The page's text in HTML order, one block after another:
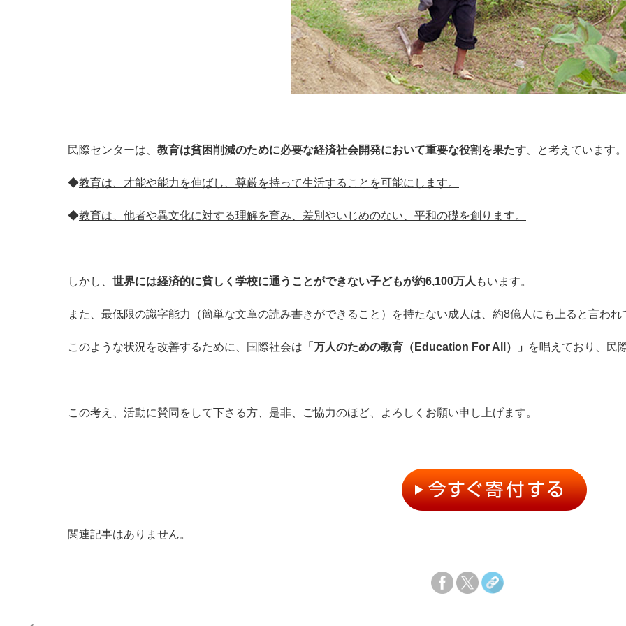
民際センターは、 教育は貧困削減のために必要な経済社会開発において重要な役割を果たす 、と考えています。
◆教育は、才能や能力を伸ばし、尊厳を持って生活することを可能にします。
◆教育は、他者や異文化に対する理解を育み、差別やいじめのない、平和の礎を創ります。
しかし、 世界には経済的に貧しく学校に通うことができない子どもが約6,100万人 もいます。
また、最低限の識字能力（簡単な文章の読み書きができること）を持たない成人は、約8億人にも上ると言われ
このような状況を改善するために、国際社会は 「万人のための教育（Education For All）」 を唱えており、民
この考え、活動に賛同をして下さる方、是非、ご協力のほど、よろしくお願い申し上げます。
関連記事はありません。